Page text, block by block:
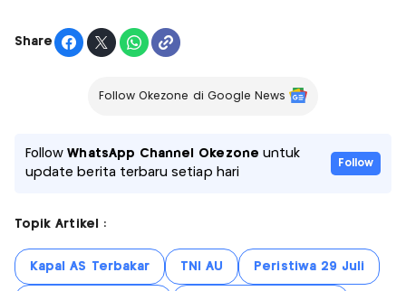
Share
Follow Okezone di Google News
FollowWhatsApp Channel Okezone untuk
update berita terbaru setiap hari
Follow
Topik Artikel :
Kapal AS Terbakar TNI AU Peristiwa 29 Juli